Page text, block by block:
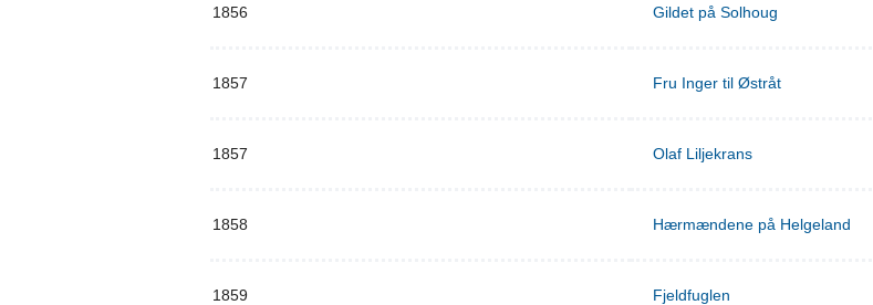
1856 Gildet på Solhoug
1857 Fru Inger til Østråt
1857 Olaf Liljekrans
1858 Hærmændene på Helgeland
1859 Fjeldfuglen